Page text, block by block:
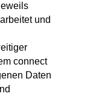
und
connect
Daten